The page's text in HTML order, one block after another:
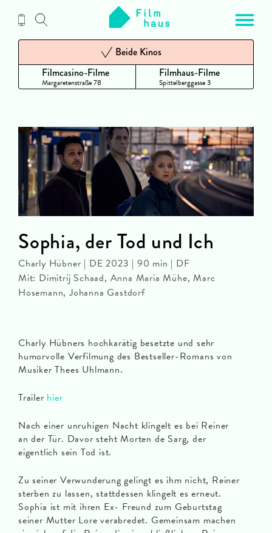
Inhalt
Filmcasino-Filme
Margaretenstraße 78
Beide Kinos
Filmhaus-Filme
Spittelberggasse 3
Charly Hübners hochkarätig besetzte und sehr
humorvolle Verfilmung des Bestseller-Romans von
Musiker Thees Uhlmann.
Trailer hier
Nach einer unruhigen Nacht klingelt es bei Reiner
an der Tür. Davor steht Morten de Sarg, der
eigentlich sein Tod ist.
Zu seiner Verwunderung gelingt es ihm nicht, Reiner
sterben zu lassen, stattdessen klingelt es erneut.
Sophia ist mit ihren Ex- Freund zum Geburtstag
seiner Mutter Lore verabredet. Gemeinsam machen
Sophia, der Tod und Ich
Charly Hübner | DE 2023 | 90 min | DF
Mit: Dimitrij Schaad, Anna Maria Mühe, Marc
Hosemann, Johanna Gastdorf